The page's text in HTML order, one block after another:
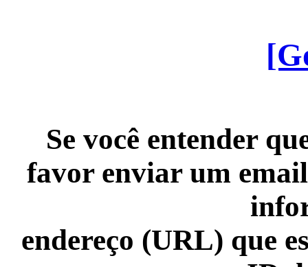
Se você entender
favor enviar um
endereço (URL) que